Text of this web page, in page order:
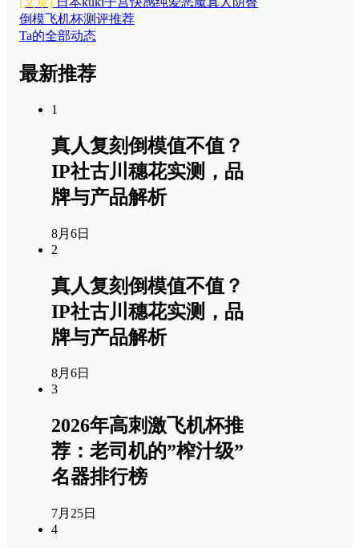
倒模飞机杯测评推荐
Ta的全部动态
最新推荐
1
真人复刻倒模值不值？
IP社古川穗花实测，品
牌与产品解析
8月6日
2
真人复刻倒模值不值？
IP社古川穗花实测，品
牌与产品解析
8月6日
3
2026年高刺激飞机杯推
荐：老司机的”榨汁级”
名器排行榜
7月25日
4